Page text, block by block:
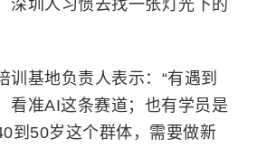
深圳人习惯去找一张灯光下的
基地负责人表示：“有遇到
看准AI这条赛道；也有学员是
到50岁这个群体，需要做新